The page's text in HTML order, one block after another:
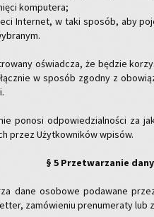
kom­pu­te­ra;
In­ter­net, w taki spo­sób, aby
oświad­cza, że bę­dzie
w spo­sób zgod­ny z
po­no­si od­po­wie­dzial­no­ści za
przez Użyt­kow­ni­ków wpi­sów.
§ 5 Prze­twa­rza­nie
dane oso­bo­we po­da­wa­ne
za­mó­wie­niu pre­nu­me­ra­ty lub